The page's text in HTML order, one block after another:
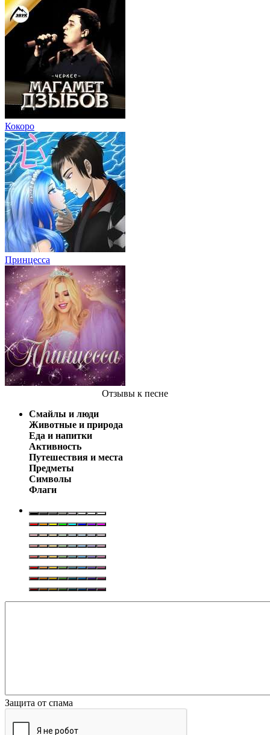
Кокоро
Принцесса
Отзывы к песне
Смайлы и люди
Животные и природа
Еда и напитки
Активность
Путешествия и места
Предметы
Символы
Флаги
Защита от спама